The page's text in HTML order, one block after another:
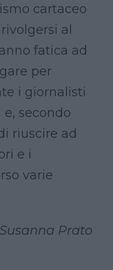
cartaceo
al
fatica ad
per
i giornalisti
secondo
riuscire ad
e i
varie
Susanna Prato